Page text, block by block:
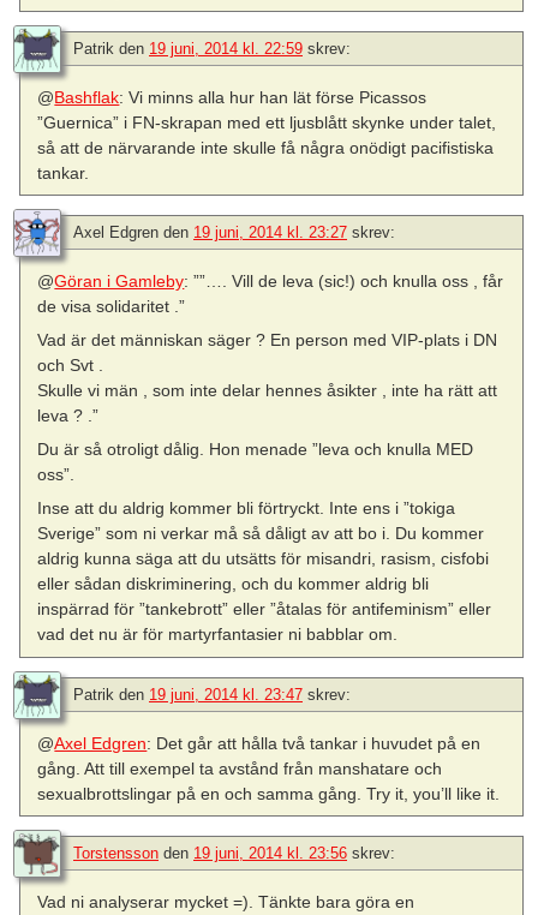
Patrik den 19 juni, 2014 kl. 22:59 skrev:
@Bashflak: Vi minns alla hur han lät förse Picassos
”Guernica” i FN-skrapan med ett ljusblått skynke under talet,
så att de närvarande inte skulle få några onödigt pacifistiska
tankar.
Axel Edgren den 19 juni, 2014 kl. 23:27 skrev:
@Göran i Gamleby: ””…. Vill de leva (sic!) och knulla oss , får
de visa solidaritet .”
Vad är det människan säger ? En person med VIP-plats i DN
och Svt .
Skulle vi män , som inte delar hennes åsikter , inte ha rätt att
leva ? .”
Du är så otroligt dålig. Hon menade ”leva och knulla MED
oss”.
Inse att du aldrig kommer bli förtryckt. Inte ens i ”tokiga
Sverige” som ni verkar må så dåligt av att bo i. Du kommer
aldrig kunna säga att du utsätts för misandri, rasism, cisfobi
eller sådan diskriminering, och du kommer aldrig bli
inspärrad för ”tankebrott” eller ”åtalas för antifeminism” eller
vad det nu är för martyrfantasier ni babblar om.
Patrik den 19 juni, 2014 kl. 23:47 skrev:
@Axel Edgren: Det går att hålla två tankar i huvudet på en
gång. Att till exempel ta avstånd från manshatare och
sexualbrottslingar på en och samma gång. Try it, you’ll like it.
Torstensson den 19 juni, 2014 kl. 23:56 skrev:
Vad ni analyserar mycket =). Tänkte bara göra en